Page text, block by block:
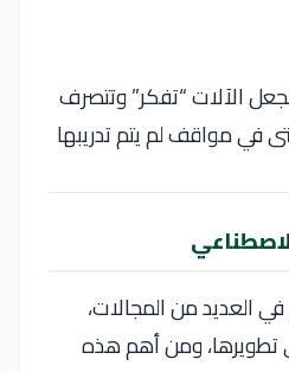
الآلات “تفكر” وتتصرف
في مواقف لم يتم تدريبها
العديد من المجالات،
تطويرها، ومن أهم هذه